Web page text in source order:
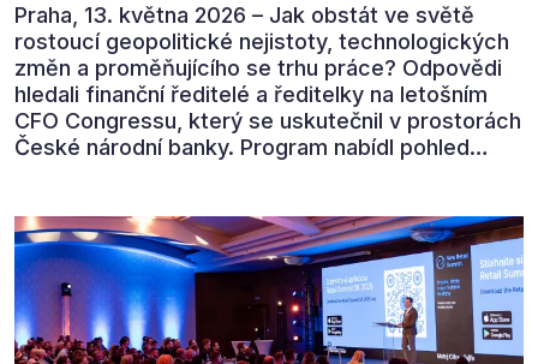
Praha, 13. května 2026 – Jak obstát ve světě
rostoucí geopolitické nejistoty, technologických
změn a proměňujícího se trhu práce? Odpovědi
hledali finanční ředitelé a ředitelky na letošním
CFO Congressu, který se uskutečnil v prostorách
České národní banky. Program nabídl pohled
automatizaci, leadership i budoucnost role CFO.